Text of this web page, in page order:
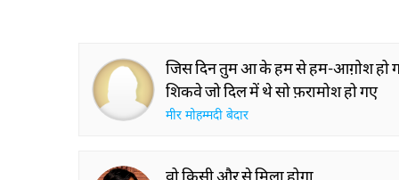
जिस दिन तुम आ के हम से हम-आग़ोश हो
शिकवे जो दिल में थे सो फ़रामोश हो गए
मीर मोहम्मदी बेदार
वो किसी और से मिला होगा